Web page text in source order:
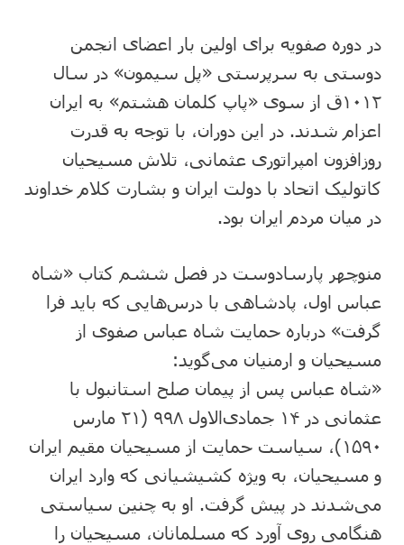
در دوره صفویه برای اولین بار اعضای انجمن
دوستی به سرپرستی «پل سیمون» در سال
۱۰۱۲ق از سوی «پاپ کلمان هشتم» به ایران
اعزام شدند. در این دوران، با توجه به قدرت
روزافزون امپراتوری عثمانی، تلاش مسیحیان
کاتولیک اتحاد با دولت ایران و بشارت کلام خداوند
در میان مردم ایران بود.
منوچهر پارسادوست در فصل ششم کتاب «شاه
عباس اول، پادشاهی با درس‌هایی که باید فرا
گرفت» درباره حمایت شاه عباس صفوی از
مسیحیان و ارمنیان می‌گوید:
«شاه عباس پس از پیمان صلح استانبول با
عثمانی در ۱۴ جمادی‌الاول ۹۹۸ (۲۱ مارس
۱۵۹۰)، سیاست حمایت از مسیحیان مقیم ایران
و مسیحیان، به ویژه کشیشیانی که وارد ایران
می‌شدند در پیش گرفت. او به چنین سیاستی
هنگامی روی آورد که مسلمانان، مسیحیان را